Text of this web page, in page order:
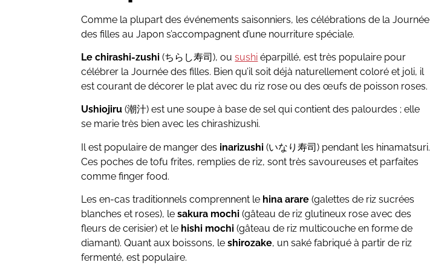
Comme la plupart des événements saisonniers, les célébrations de la Journée
des filles au Japon s’accompagnent d’une nourriture spéciale.
Le chirashi-zushi (ちらし寿司), ousushi éparpillé, est très populaire pour
célébrer la Journée des filles. Bien qu’il soit déjà naturellement coloré et joli, il
est courant de décorer le plat avec du riz rose ou des œufs de poisson roses.
Ushiojiru (潮汁) est une soupe à base de sel qui contient des palourdes ; elle
se marie très bien avec les chirashizushi.
Il est populaire de manger des inarizushi (いなり寿司) pendant les hinamatsuri.
Ces poches de tofu frites, remplies de riz, sont très savoureuses et parfaites
comme finger food.
Les en-cas traditionnels comprennent le hina arare (galettes de riz sucrées
blanches et roses), lesakura mochi (gâteau de riz glutineux rose avec des
fleurs de cerisier) et le hishi mochi (gâteau de riz multicouche en forme de
diamant). Quant aux boissons, leshirozake, un saké fabriqué à partir de riz
fermenté, est populaire.